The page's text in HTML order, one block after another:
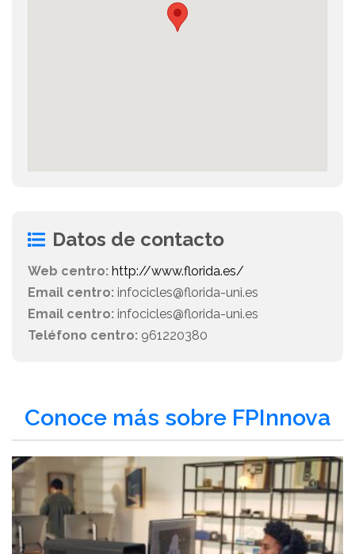
Datos de contacto
Web centro: http://www.florida.es/
Email centro: infocicles@florida-uni.es
Email centro: infocicles@florida-uni.es
Teléfono centro: 961220380
Conoce más sobre FPInnova